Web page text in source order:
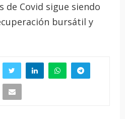
de Covid sigue siendo
bursátil y